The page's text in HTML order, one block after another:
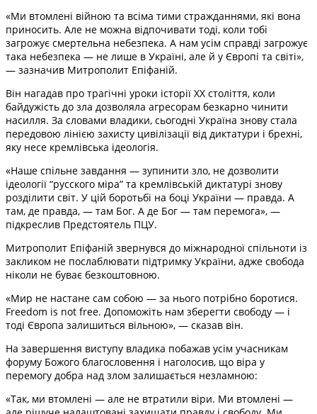
«Ми втомлені війною та всіма тими стражданнями, які вона
приносить. Але не можна відпочивати тоді, коли тобі
загрожує смертельна небезпека. А нам усім справді загрожує
така небезпека — не лише в Україні, але й у Європі та світі»,
— зазначив Митрополит Епіфаній.
Він нагадав про трагічні уроки історії ХХ століття, коли
байдужість до зла дозволяла агресорам безкарно чинити
насилля. За словами владики, сьогодні Україна знову стала
передовою лінією захисту цивілізації від диктатури і брехні,
яку несе кремлівська ідеологія.
«Наше спільне завдання — зупинити зло, не дозволити
ідеології “русского міра” та кремлівській диктатурі знову
розділити світ. У цій боротьбі на боці України — правда. А
там, де правда, — там Бог. А де Бог — там перемога», —
підкреслив Предстоятель ПЦУ.
Митрополит Епіфаній звернувся до міжнародної спільноти із
закликом не послаблювати підтримку України, адже свобода
ніколи не буває безкоштовною.
«Мир не настане сам собою — за нього потрібно боротися.
Freedom is not free. Допоможіть нам зберегти свободу — і
тоді Європа залишиться вільною», — сказав він.
На завершення виступу владика побажав усім учасникам
форуму Божого благословення і наголосив, що віра у
перемогу добра над злом залишається незламною:
«Так, ми втомлені — але не втратили віри. Ми втомлені —